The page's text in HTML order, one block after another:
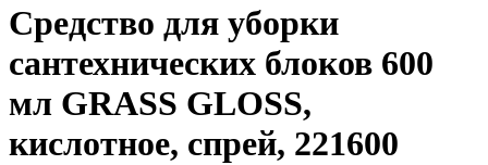
Средство для уборки
сантехнических блоков 600
мл GRASS GLOSS,
кислотное, спрей, 221600